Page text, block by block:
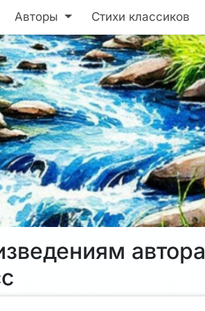
Авторы Стихи классиков
автора